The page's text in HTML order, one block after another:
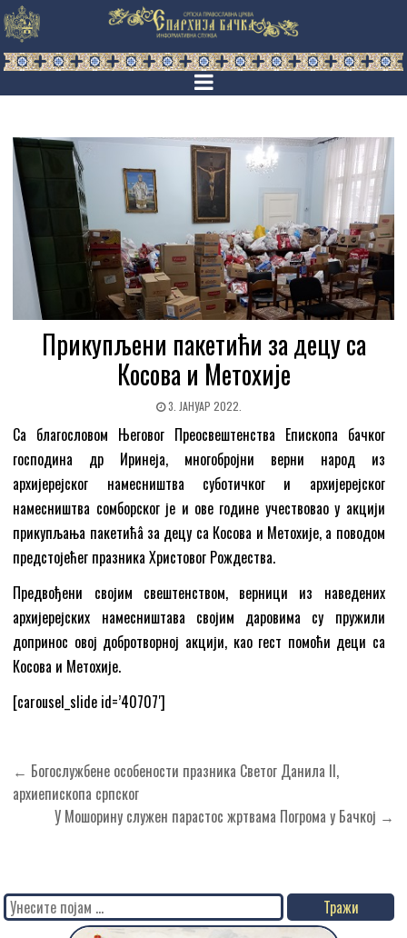
Прикупљени пакетићи за децу са
Косова и Метохије
3. ЈАНУАР 2022.
Са благословом Његовог Преосвештенства Епископа бачког
господина др Иринеја, многобројни верни народ из
архијерејског намесништва суботичког и архијерејског
намесништва сомборског је и ове године учествовао у акцији
прикупљања пакетићâ за децу са Косова и Метохије, а поводом
предстојећег празника Христовог Рождества.
Предвођени својим свештенством, верници из наведених
архијерејских намесништава својим даровима су пружили
допринос овој добротворној акцији, као гест помоћи деци са
Косова и Метохије.
[carousel_slide id=’40707′]
Кретање
чланка
← Богослужбене особености празника Светог Данила II,
архиeпископа српског
У Мошорину служен парастос жртвама Погрома у Бачкој →
Search
for: